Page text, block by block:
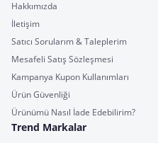
Hakkımızda
İletişim
Satıcı Sorularım & Taleplerim
Mesafeli Satış Sözleşmesi
Kampanya Kupon Kullanımları
Ürün Güvenliği
Ürünümü Nasıl İade Edebilirim?
Trend Markalar